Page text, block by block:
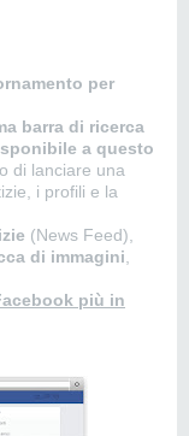
per
barra di ricerca
a questo
di lanciare una
i profili e la
(News Feed),
di immagini
più in